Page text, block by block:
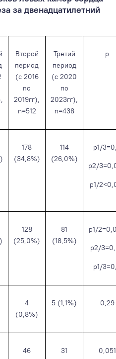
за двенадцатилетний
Второй
период
(с 2016
по
2019гг),
n=512
Третий
период
(с 2020
по
2023гг),
n=438
p
178
(34,8%)
114
(26,0%)
p1/3
p2/3
p1/2
128
(25,0%)
81
(18,5%)
p1/2
p2/3
p1/3
4
(0,8%)
5 (1,1%) 0,29
46
31
0,051